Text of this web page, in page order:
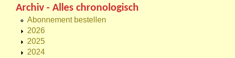
Archiv - Alles chronologisch
Abonnement bestellen
2026
2025
2024